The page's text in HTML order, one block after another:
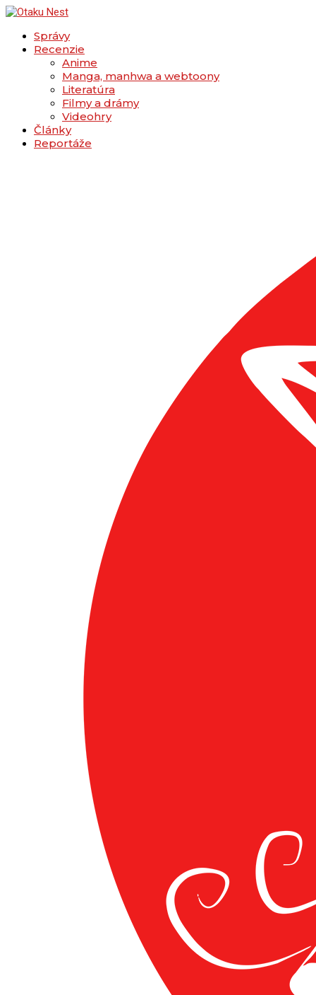
Správy
Recenzie
Anime
Manga, manhwa a webtoony
Literatúra
Filmy a drámy
Videohry
Články
Reportáže